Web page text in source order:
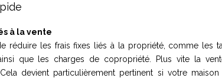
à la vente
réduire les frais fixes liés à la propriété, comme les
ainsi que les charges de copropriété. Plus vite la
devient particulièrement pertinent si votre